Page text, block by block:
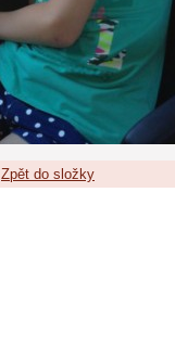
Zpět do složky